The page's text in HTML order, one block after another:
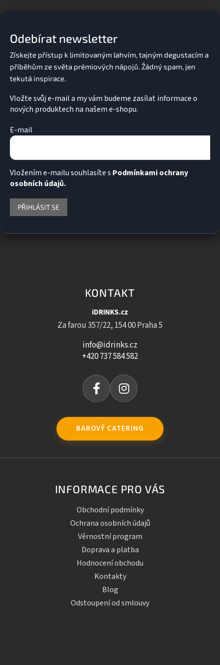
Odebírat newsletter
Vložte svůj e-mail a my vám budeme zasílat informace o
nových produktech na našem e-shopu.
E-mail
Vložením e-mailu souhlasíte s Podmínkami ochrany
osobních údajů.
PŘIHLÁSIT SE
KONTAKT
iDRINKS.cz
Za farou 357/22, 154 00 Praha 5
info@idrinks.cz
+420 737 584 582
BAROVÝ CATERING
INFORMACE PRO VÁS
Obchodní podmínky
Ochrana osobních údajů
Věrnostní program
Doprava a platba
Hodnocení obchodu
Kontakty
Blog
Odstoupení od smlouvy